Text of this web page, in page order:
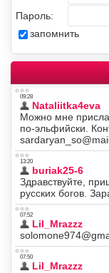
Пароль:
запомнить